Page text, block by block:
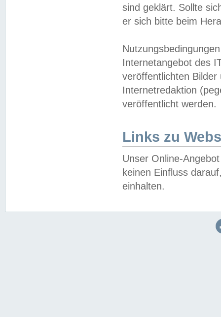
sind geklärt. Sollte
er sich bitte beim
Internetangebot des
veröffentlichten
Internetredaktion
veröffentlicht werden.
Links zu
Unser Online-
keinen Einfluss
einhalten.